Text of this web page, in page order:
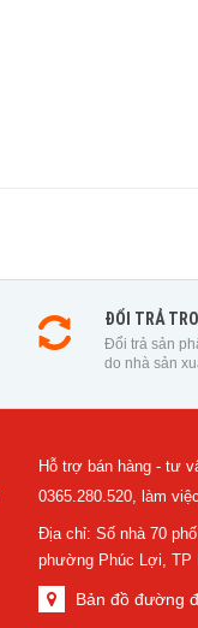
ĐỔI TRẢ
Đổi trả sản
do nhà sản
Hỗ trợ bán hàng - tư
0365.280.520, làm
Địa chỉ: Số nhà 70
phường Phúc Lợi, TP
Bản đồ đường